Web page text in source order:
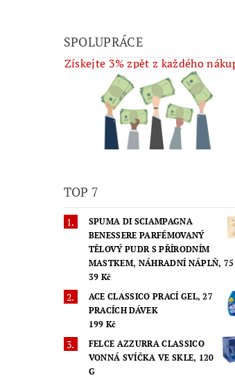
SPOLUPRÁCE
Získejte 3% zpět z každého
TOP 7
SPUMA DI SCIAMPAGNA
BENESSERE PARFÉMOVANÝ
TĚLOVÝ PUDR S PŘÍRODNÍM
MASTKEM, NÁHRADNÍ NÁPLŇ, 75
39 Kč
ACE CLASSICO PRACÍ GEL, 27
PRACÍCH DÁVEK
199 Kč
FELCE AZZURRA CLASSICO
VONNÁ SVÍČKA VE SKLE, 120
G